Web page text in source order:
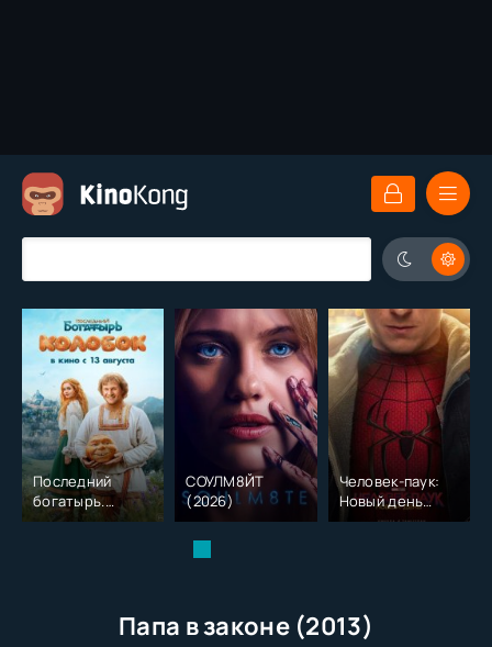
Последний
богатырь.
Колобок (2026)
СОУЛМ8ЙТ
(2026)
Человек-паук:
Новый день
(2026)
Папа в законе (2013)